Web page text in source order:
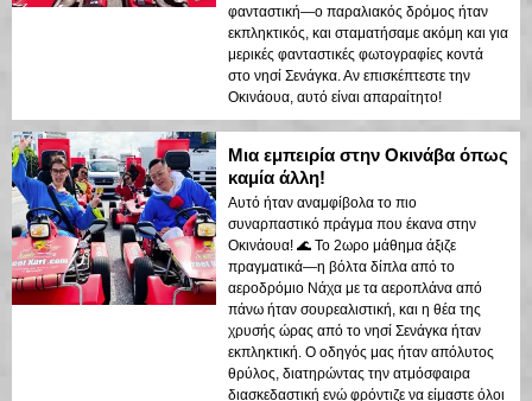
φανταστική—ο παραλιακός δρόμος ήταν
εκπληκτικός, και σταματήσαμε ακόμη και για
μερικές φανταστικές φωτογραφίες κοντά
στο νησί Σενάγκα. Αν επισκέπτεστε την
Οκινάουα, αυτό είναι απαραίτητο!
Μια εμπειρία στην Οκινάβα όπως
καμία άλλη!
Αυτό ήταν αναμφίβολα το πιο
συναρπαστικό πράγμα που έκανα στην
Οκινάουα! 🌊 Το 2ωρο μάθημα άξιζε
πραγματικά—η βόλτα δίπλα από το
αεροδρόμιο Νάχα με τα αεροπλάνα από
πάνω ήταν σουρεαλιστική, και η θέα της
χρυσής ώρας από το νησί Σενάγκα ήταν
εκπληκτική. Ο οδηγός μας ήταν απόλυτος
θρύλος, διατηρώντας την ατμόσφαιρα
διασκεδαστική ενώ φρόντιζε να είμαστε όλοι